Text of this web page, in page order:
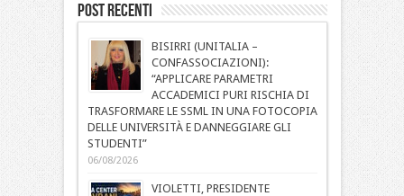
Post Recenti
BISIRRI (UNITALIA –
CONFASSOCIAZIONI):
“APPLICARE PARAMETRI
ACCADEMICI PURI RISCHIA DI
TRASFORMARE LE SSML IN UNA FOTOCOPIA
DELLE UNIVERSITÀ E DANNEGGIARE GLI
STUDENTI”
06/08/2026
VIOLETTI, PRESIDENTE